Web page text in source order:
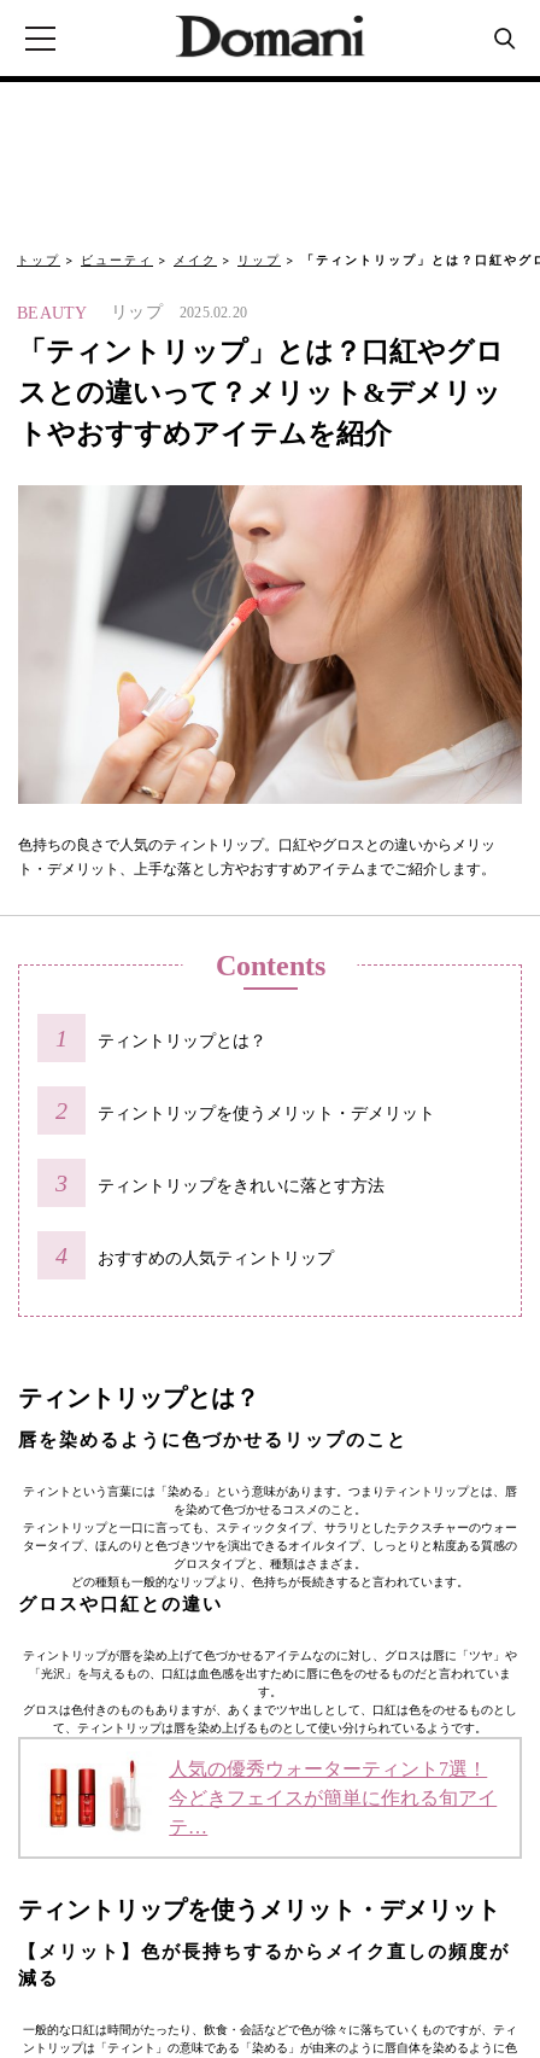
トップ ビューティ メイク リップ 「ティントリップ」とは？口紅や
BEAUTY リップ 2025.02.20
「ティントリップ」とは？口紅やグロ
スとの違いって？メリット&デメリッ
トやおすすめアイテムを紹介
色持ちの良さで人気のティントリップ。口紅やグロスとの違いからメリッ
ト・デメリット、上手な落とし方やおすすめアイテムまでご紹介します。
Contents
ティントリップとは？
ティントリップを使うメリット・デメリット
ティントリップをきれいに落とす方法
おすすめの人気ティントリップ
ティントリップとは？
唇を染めるように色づかせるリップのこと
ティントという言葉には「染める」という意味があります。つまりティントリップとは、唇
を染めて色づかせるコスメのこと。
ティントリップと一口に言っても、スティックタイプ、サラリとしたテクスチャーのウォー
タータイプ、ほんのりと色づきツヤを演出できるオイルタイプ、しっとりと粘度ある質感の
グロスタイプと、種類はさまざま。
どの種類も一般的なリップより、色持ちが長続きすると言われています。
グロスや口紅との違い
ティントリップが唇を染め上げて色づかせるアイテムなのに対し、グロスは唇に「ツヤ」や
「光沢」を与えるもの、口紅は血色感を出すために唇に色をのせるものだと言われていま
す。
グロスは色付きのものもありますが、あくまでツヤ出しとして、口紅は色をのせるものとし
て、ティントリップは唇を染め上げるものとして使い分けられているようです。
人気の優秀ウォーターティント7選！
今どきフェイスが簡単に作れる旬アイ
テ…
ティントリップを使うメリット・デメリット
【メリット】色が長持ちするからメイク直しの頻度が
減る
一般的な口紅は時間がたったり、飲食・会話などで色が徐々に落ちていくものですが、ティ
ントリップは「ティント」の意味である「染める」が由来のように唇自体を染めるように色